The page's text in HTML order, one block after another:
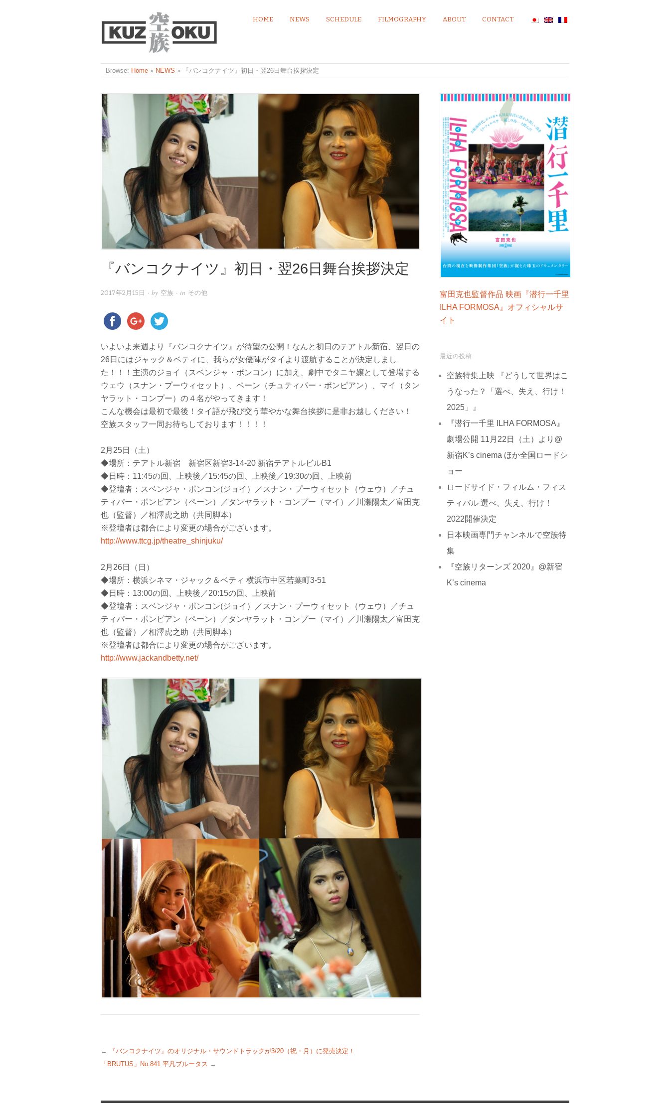
HOME NEWS SCHEDULE FILMOGRAPHY ABOUT CONTACT
Browse: Home » NEWS » 『バンコクナイツ』初日・翌26日舞台挨拶決定
『バンコクナイツ』初日・翌26日舞台挨拶決定
2017年2月15日 · by 空族 · in その他
いよいよ来週より『バンコクナイツ』が待望の公開！なんと初日のテアトル新宿、翌日の
26日にはジャック＆ベティに、我らが女優陣がタイより渡航することが決定しまし
た！！！主演のジョイ（スベンジャ・ポンコン）に加え、劇中でタニヤ嬢として登場する
ウェウ（スナン・プーウィセット）、ペーン（チュティパー・ポンピアン）、マイ（タン
ヤラット・コンプー）の４名がやってきます！
こんな機会は最初で最後！タイ語が飛び交う華やかな舞台挨拶に是非お越しください！
空族スタッフ一同お待ちしております！！！！
2月25日（土）
◆場所：テアトル新宿 新宿区新宿3-14-20 新宿テアトルビルB1
◆日時：11:45の回、上映後／15:45の回、上映後／19:30の回、上映前
◆登壇者：スベンジャ・ポンコン(ジョイ）／スナン・プーウィセット（ウェウ）／チュ
ティパー・ポンピアン（ペーン）／タンヤラット・コンプー（マイ）／川瀬陽太／富田克
也（監督）／相澤虎之助（共同脚本）
※登壇者は都合により変更の場合がございます。​​
http://www.ttcg.jp/theatre_shinjuku/
2月26日（日）
◆場所：横浜シネマ・ジャック＆ベティ 横浜市中区若葉町3-51
◆日時：13:00の回、上映後／20:15の回、上映前
◆登壇者：スベンジャ・ポンコン(ジョイ）／スナン・プーウィセット（ウェウ）／チュ
ティパー・ポンピアン（ペーン）／タンヤラット・コンプー（マイ）／川瀬陽太／富田克
也（監督）／相澤虎之助（共同脚本）
※登壇者は都合により変更の場合がございます。​​
http://www.jackandbetty.net/
←
『バンコクナイツ』のオリジナル・サウンドトラックが3/20（祝・月）に発売決定！
「BRUTUS」No.841 平凡ブルータス →
富田克也監督作品 映画『潜行一千里
ILHA FORMOSA』オフィシャルサ
イト
最近の投稿
空族特集上映 『どうして世界はこ
うなった？「選べ、失え、行け！
2025」』
『潜行一千里 ILHA FORMOSA』
劇場公開 11月22日（土）より@
新宿K’s cinema ほか全国ロードシ
ョー
ロードサイド・フィルム・フィス
ティバル 選べ、失え、行け！
2022開催決定
日本映画専門チャンネルで空族特
集
『空族リターンズ 2020』@新宿
K’s cinema